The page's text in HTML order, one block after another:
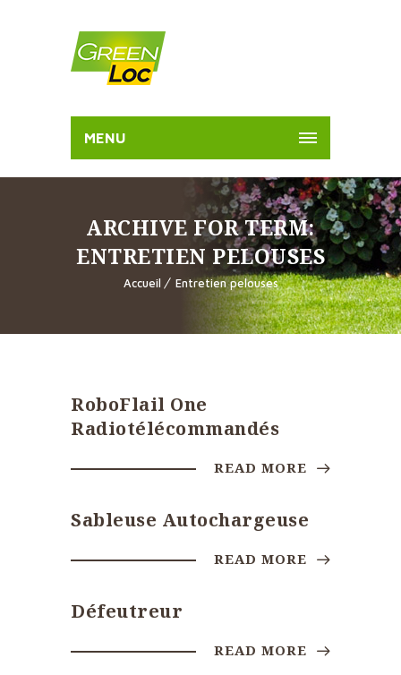
MENU
ARCHIVE FOR TERM:
ENTRETIEN PELOUSES
Accueil Entretien pelouses
RoboFlail One
Radiotélécommandés
READ MORE
Sableuse Autochargeuse
READ MORE
Défeutreur
READ MORE